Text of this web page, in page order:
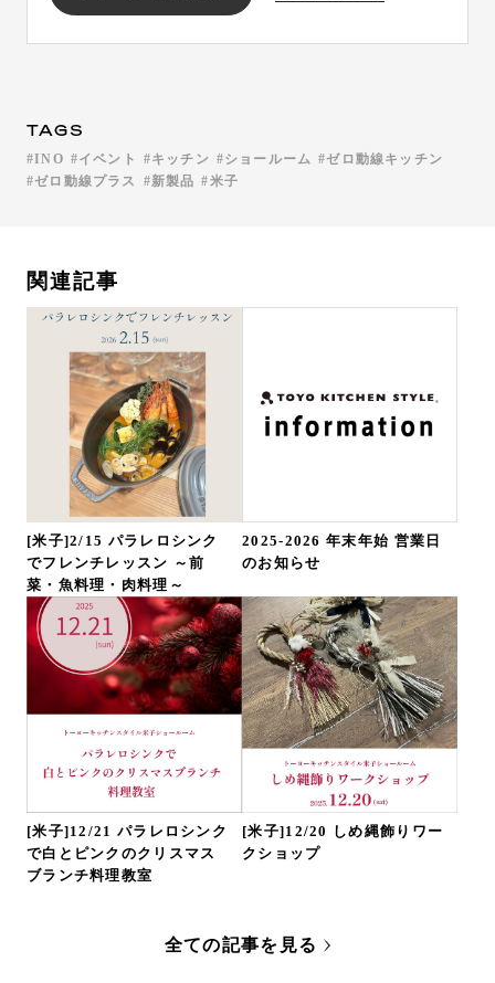
TAGS
INO イベント キッチン ショールーム
ゼロ動線キッチン
ゼロ動線プラス
新製品 米子
関連記事
[米子]2/15 パラレロシンク
でフレンチレッスン ～前
菜・魚料理・肉料理～
2025-2026 年末年始 営業日
のお知らせ
[米子]12/21 パラレロシンク
で白とピンクのクリスマス
ブランチ料理教室
[米子]12/20 しめ縄飾りワー
クショップ
全ての記事を見る